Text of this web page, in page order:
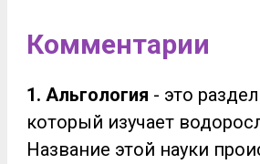
Комментарии
1. Альгология - это
который изучает
Название этой науки